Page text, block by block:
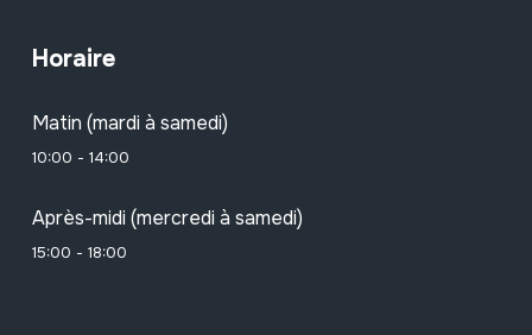
Horaire
Matin (mardi à samedi)
10:00 - 14:00
Après-midi (mercredi à samedi)
15:00 - 18:00